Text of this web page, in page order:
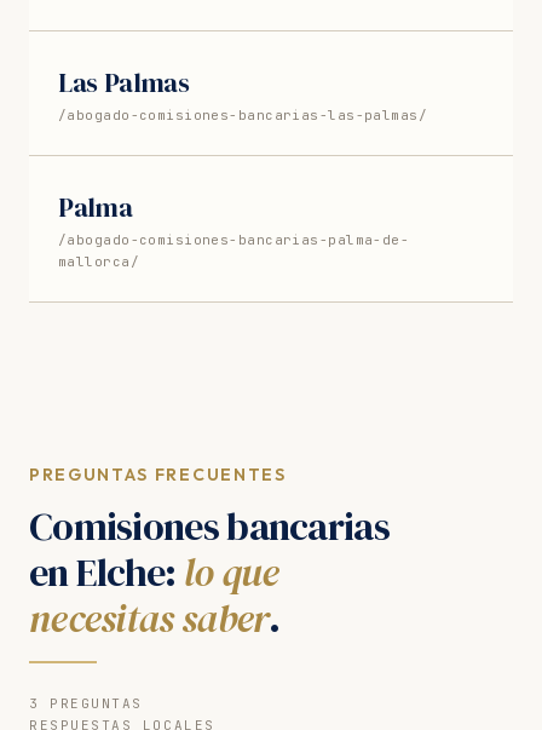
Las Palmas
/abogado-comisiones-bancarias-las-palmas/
Palma
/abogado-comisiones-bancarias-palma-de-
mallorca/
PREGUNTAS FRECUENTES
Comisiones bancarias
en Elche: lo que
necesitas saber.
3 PREGUNTAS
RESPUESTAS LOCALES